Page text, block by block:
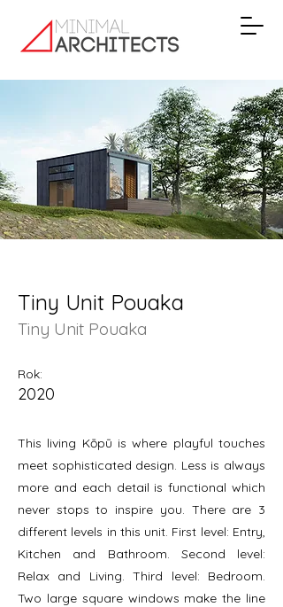
Tiny Unit Pouaka
Tiny Unit Pouaka
Rok:
2020
This living Kōpū is where playful touches
meet sophisticated design. Less is always
more and each detail is functional which
never stops to inspire you. There are 3
different levels in this unit. First level: Entry,
Kitchen and Bathroom. Second level:
Relax and Living. Third level: Bedroom.
Two large square windows make the line